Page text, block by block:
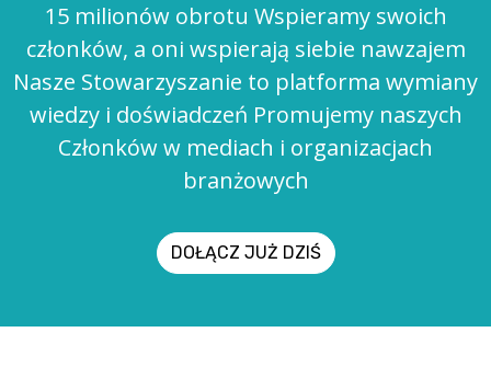
15 milionów obrotu Wspieramy swoich
członków, a oni wspierają siebie nawzajem
Nasze Stowarzyszanie to platforma wymiany
wiedzy i doświadczeń Promujemy naszych
Członków w mediach i organizacjach
branżowych
DOŁĄCZ JUŻ DZIŚ